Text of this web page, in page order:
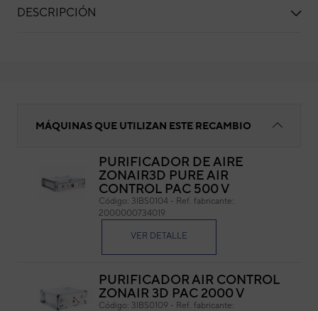
DESCRIPCIÓN
MÁQUINAS QUE UTILIZAN ESTE RECAMBIO
PURIFICADOR DE AIRE
ZONAIR3D PURE AIR
CONTROL PAC 500 V
Código: 3IBS0104 - Ref. fabricante:
2000000734019
VER DETALLE
PURIFICADOR AIR CONTROL
ZONAIR 3D PAC 2000 V
Código: 3IBS0109 - Ref. fabricante: